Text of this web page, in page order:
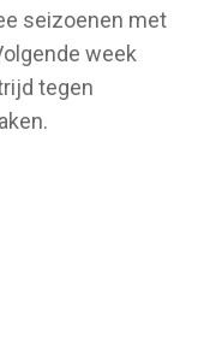
seizoenen met
week
tegen